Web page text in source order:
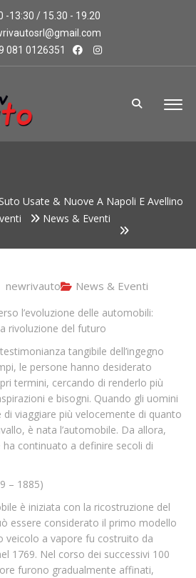
-13:30 / 15.30 - 19.20
081 0126351
Usate & Nuove A Napoli E Avellino
News & Eventi
newrivauto News & Eventi
l’evoluzione delle automobili:
rivoluzione del futuro
tangibile dell’ingegno
le persone hanno desiderato
termini, cercando di renderlo più
e bisogni. Quando gli uomini
viaggiare più velocemente di quanto
è nata l’automobile. Da allora,
ha continuato a definire secoli di
– 1885)
è iniziata con la ricostruzione del
essere considerato il primo modello
veicolo a vapore fu costruito da
1769. Nel corso dei successivi 100
furono gradualmente affinati,